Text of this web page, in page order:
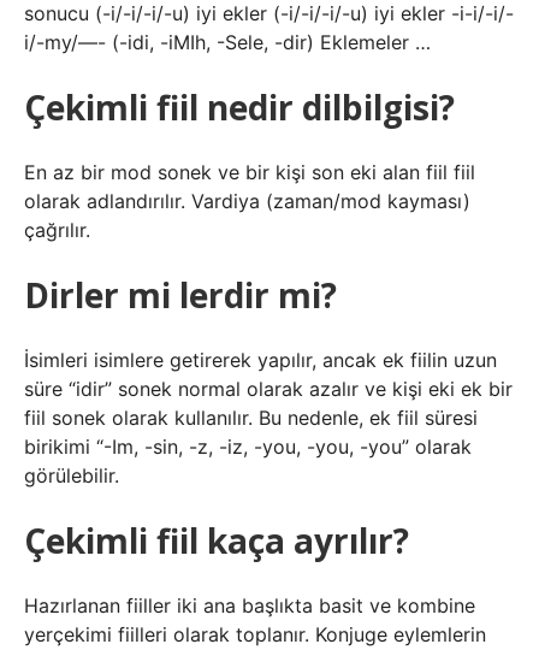
sonucu (-i/-i/-i/-u) iyi ekler (-i/-i/-i/-u) iyi ekler -i-i/-i/-
i/-my/—- (-idi, -iMIh, -Sele, -dir) Eklemeler …
Çekimli fiil nedir dilbilgisi?
En az bir mod sonek ve bir kişi son eki alan fiil fiil
olarak adlandırılır. Vardiya (zaman/mod kayması)
çağrılır.
Dirler mi lerdir mi?
İsimleri isimlere getirerek yapılır, ancak ek fiilin uzun
süre “idir” sonek normal olarak azalır ve kişi eki ek bir
fiil sonek olarak kullanılır. Bu nedenle, ek fiil süresi
birikimi “-Im, -sin, -z, -iz, -you, -you, -you” olarak
görülebilir.
Çekimli fiil kaça ayrılır?
Hazırlanan fiiller iki ana başlıkta basit ve kombine
yerçekimi fiilleri olarak toplanır. Konjuge eylemlerin